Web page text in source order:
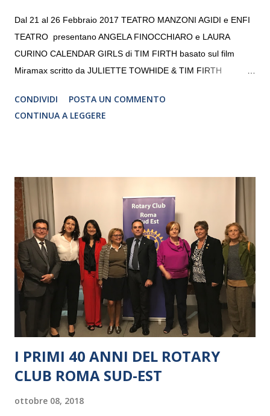
Dal 21 al 26 Febbraio 2017 TEATRO MANZONI AGIDI e ENFI
TEATRO presentano ANGELA FINOCCHIARO e LAURA
CURINO CALENDAR GIRLS di TIM FIRTH basato sul film
Miramax scritto da JULIETTE TOWHIDE & TIM FIRTH
CRISTINA PEZZOLI
CONDIVIDI
POSTA UN COMMENTO
CONTINUA A LEGGERE
I PRIMI 40 ANNI DEL ROTARY
CLUB ROMA SUD-EST
ottobre 08, 2018